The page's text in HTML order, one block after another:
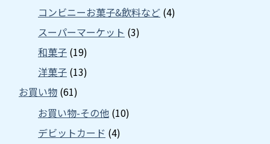
コンビニーお菓子&飲料など (4)
スーパーマーケット (3)
和菓子 (19)
洋菓子 (13)
お買い物 (61)
お買い物-その他 (10)
デビットカード (4)